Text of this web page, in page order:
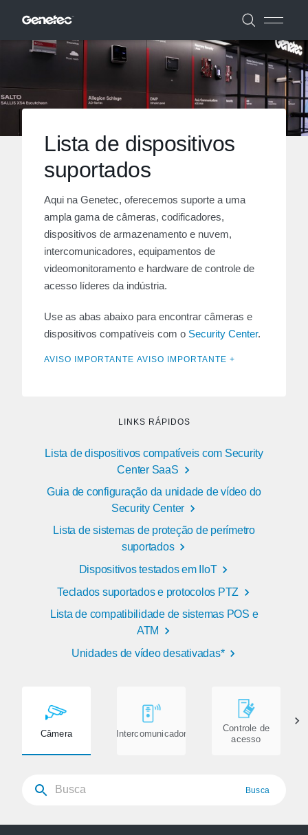
Lista de dispositivos
suportados
Aqui na Genetec, oferecemos suporte a uma
ampla gama de câmeras, codificadores,
dispositivos de armazenamento e nuvem,
intercomunicadores, equipamentos de
videomonitoramento e hardware de controle de
acesso líderes da indústria.
Use as abas abaixo para encontrar câmeras e
dispositivos compatíveis com o Security Center.
AVISO IMPORTANTE AVISO IMPORTANTE +
LINKS RÁPIDOS
Lista de dispositivos compatíveis com Security
Center SaaS
Guia de configuração da unidade de vídeo do
Security Center
Lista de sistemas de proteção de perímetro
suportados
Dispositivos testados em IIoT
Teclados suportados e protocolos PTZ
Lista de compatibilidade de sistemas POS e
ATM
Unidades de vídeo desativadas*
Câmera Intercomunicador
Controle de
acesso
Busca